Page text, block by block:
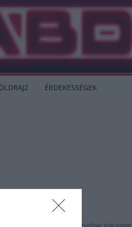
ÉRDEKESSÉGEK
kérdezték.
is csoda hogy számtalan európai topcsapat